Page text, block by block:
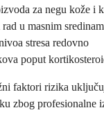
za negu kože i
u masnim
stresa redovno
poput
faktori rizika
zbog profesionalne